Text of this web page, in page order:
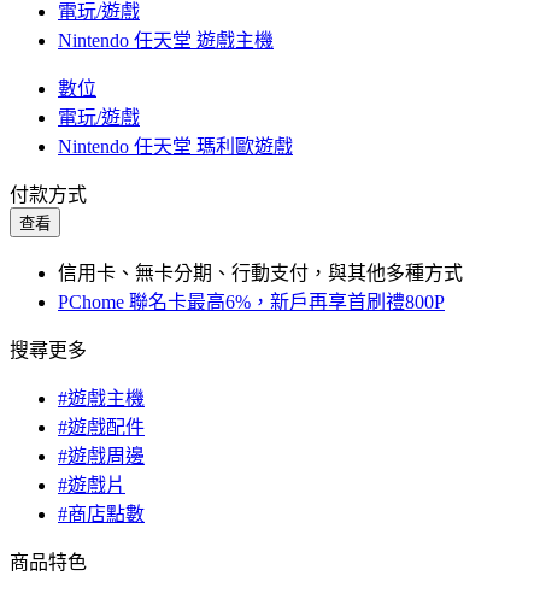
電玩/遊戲
Nintendo 任天堂 遊戲主機
數位
電玩/遊戲
Nintendo 任天堂 瑪利歐遊戲
付款方式
查看
信用卡、無卡分期、行動支付，與其他多種方式
PChome 聯名卡最高6%，新戶再享首刷禮800P
搜尋更多
#遊戲主機
#遊戲配件
#遊戲周邊
#遊戲片
#商店點數
商品特色